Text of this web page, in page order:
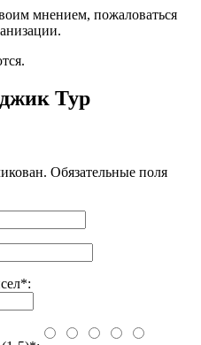
мнением, пожаловаться
Тур
Обязательные поля